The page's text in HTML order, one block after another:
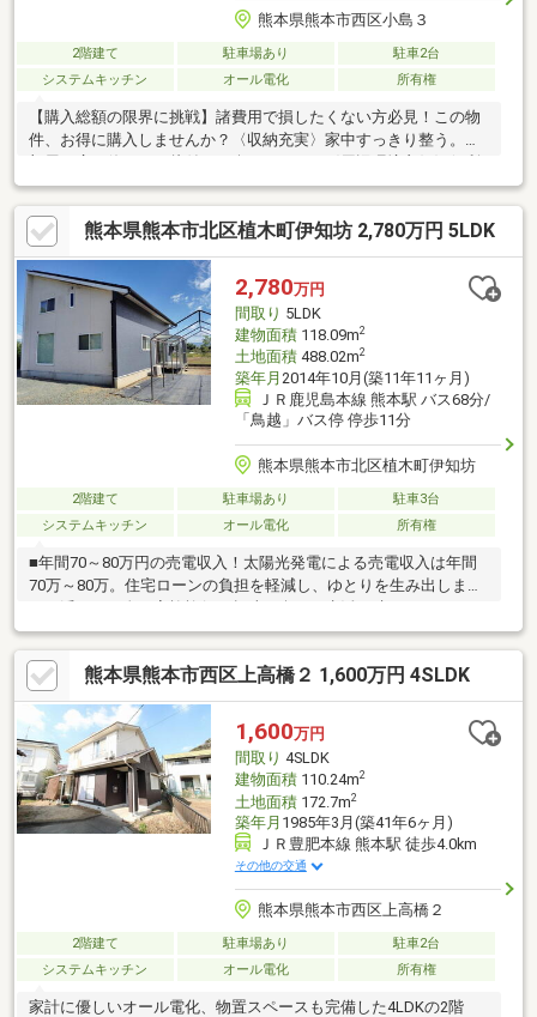
熊本県熊本市西区小島３
2階建て 駐車場あり
駐車2台
システムキッチン
オール電化 所有権
【購入総額の限界に挑戦】諸費用で損したくない方必見！この物
件、お得に購入しませんか？〈収納充実〉家中すっきり整う。お
な街で心地よく。毎日のお買い物や通学がスムーズで安心。〈暖
かな陽が差し込むリビング〉大きな窓はリビングの主役。部屋も
広く感じさせてくれます。【内覧ツアー】 熊本県全域の気になる
物件を全て弊社でまとめてご内覧いただけます水曜日や１８時以
降、お仕事終わりの内覧も柔軟に対応！物件選びからお引渡しま
で『ハウスドゥ熊本桜町』が全力でサポートします
熊本県熊本市北区植木町伊知坊 2,780万円 5LDK
2,780万円
間取り 5LDK
建物面積118.09m2
土地面積488.02m2
築年月 2014年10月(築11年11ヶ月)
ＪＲ鹿児島本線 熊本駅 バス68分/
「鳥越」バス停 停歩11分
熊本県熊本市北区植木町伊知坊
2階建て 駐車場あり
駐車3台
システムキッチン
オール電化 所有権
■年間70～80万円の売電収入！太陽光発電による売電収入は年間
70万～80万。住宅ローンの負担を軽減し、ゆとりを生み出しま
す。浮いたお金で家族旅行や趣味を楽しむ生活を叶えませんか？
■毎日が温泉旅行、家族湯もすぐそば トロリとした泉質の「植木
温泉」がすぐ近く。貸切で楽しめる「家族湯」も充実しており温
泉三昧の日々を送れます。■広々5LDK＆充実設備 間取りはゆとり
の5LDK。家族の会話が弾む「対面式システムキッチン」や、防犯
面で安心な「TVモニター付インターホン」も完備。お問い合わせ
は今すぐ、お電話をお待ちしております！
熊本県熊本市西区上高橋２ 1,600万円 4SLDK
1,600万円
間取り 4SLDK
建物面積110.24m2
土地面積172.7m2
築年月 1985年3月(築41年6ヶ月)
ＪＲ豊肥本線 熊本駅 徒歩4.0km
その他の交通
熊本県熊本市西区上高橋２
2階建て 駐車場あり
駐車2台
システムキッチン
オール電化 所有権
家計に優しいオール電化、物置スペースも完備した4LDKの2階